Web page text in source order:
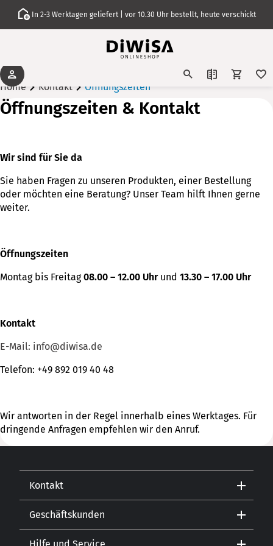
In 2-3 Werktagen geliefert | vor 10.30 Uhr bestellt, heute verschickt
Home Kontakt Öffnungszeiten
Öffnungszeiten & Kontakt
Wir sind für Sie da
Sie haben Fragen zu unseren Produkten, einer Bestellung
oder möchten eine Beratung? Unser Team hilft Ihnen gerne
weiter.
Öffnungszeiten
Montag bis Freitag08.00 – 12.00 Uhrund 13.30 – 17.00 Uhr
Kontakt
E-Mail: info@diwisa.de
Telefon: +49 892 019 40 48
Wir antworten in der Regel innerhalb eines Werktages. Für
dringende Anfragen empfehlen wir den Anruf.
Kontakt
Geschäftskunden
Hilfe und Service